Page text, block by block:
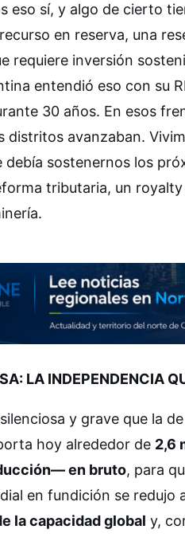
eso sí, y algo de cierto
en reserva, una
requiere inversión
entendió eso con su
30 años. En esos
distritos avanzaban.
sostenernos los
tributaria, un
LA INDEPENDENCIA
y grave que la
hoy alrededor de 2,6
en bruto, para
en fundición se redujo
la capacidad global y,